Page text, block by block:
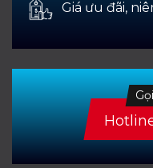
Giá ưu đãi,